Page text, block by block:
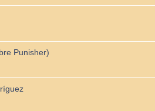
Punisher)